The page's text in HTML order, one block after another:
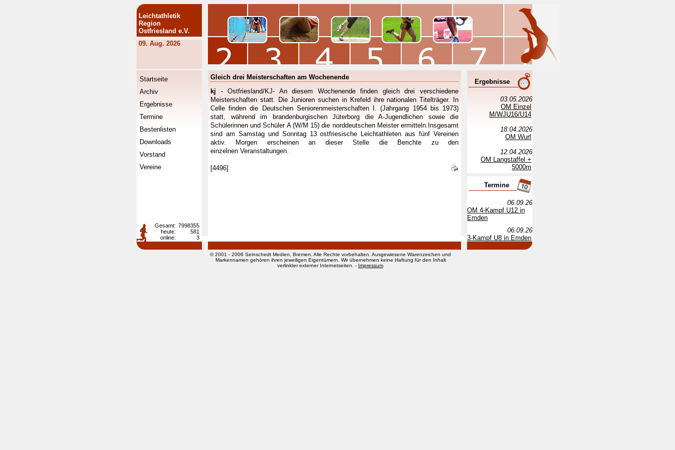
Leichtathletik
Region
Ostfriesland e.V.
09. Aug. 2026
Startseite
Archiv
Ergebnisse
Termine
Bestenlisten
Downloads
Vorstand
Vereine
Gleich drei Meisterschaften am Wochenende
kj - Ostfriesland/KJ- An diesem Wochenende finden gleich drei verschiedene
Meisterschaften statt. Die Junioren suchen in Krefeld ihre nationalen Titelträger. In
Celle finden die Deutschen Seniorenmeisterschaften I. (Jahrgang 1954 bis 1973)
statt, während im brandenburgischen Jüterborg die A-Jugendlichen sowie die
Schülerinnen und Schüler A (W/M 15) die norddeutschen Meister ermitteln.Insgesamt
sind am Samstag und Sonntag 13 ostfriesische Leichtathleten aus fünf Vereinen
aktiv. Morgen erscheinen an dieser Stelle die Berichte zu den
einzelnen Veranstaltungen.
[4496]
Ergebnisse
03.05.2026
OM Einzel
M/WJU16/U14
18.04.2026
OM Wurf
12.04.2026
OM Langstaffel +
5000m
Termine
06.09.26
OM 4-Kampf U12 in
Emden
06.09.26
3-Kampf U8 in Emden
Gesamt: 7998355
heute:
581
online:
3
© 2001 - 2006 Seinschedt Medien, Bremen. Alle Rechte vorbehalten. Ausgewiesene Warenzeichen und
Markennamen gehören ihren jeweiligen Eigentümern. Wir übernehmen keine Haftung für den Inhalt
verlinkter externer Internetseiten. - Impressum